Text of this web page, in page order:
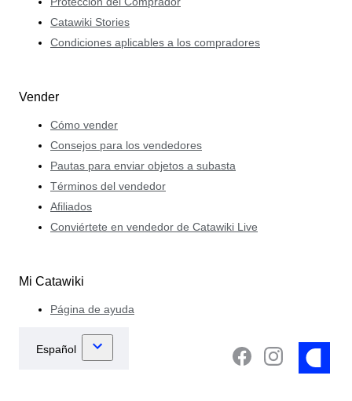
Catawiki Stories
Condiciones aplicables a los compradores
Vender
Cómo vender
Consejos para los vendedores
Pautas para enviar objetos a subasta
Términos del vendedor
Afiliados
Conviértete en vendedor de Catawiki Live
Mi Catawiki
Página de ayuda